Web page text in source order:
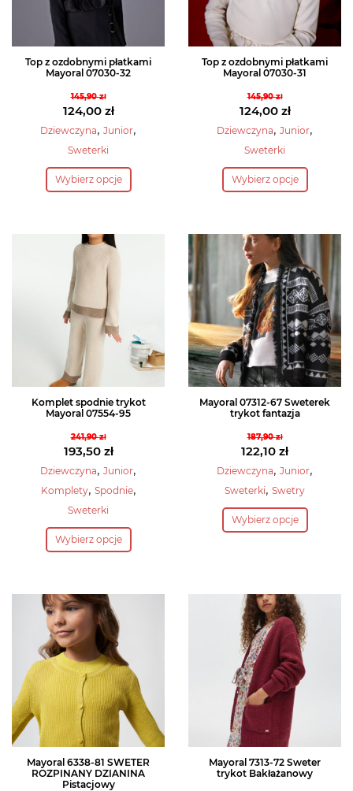
stronie
produktu
stronie
produktu
Top z ozdobnymi płatkami
Mayoral 07030-32
145,90zł
Pierwotna
cena
wynosiła:
124,00 zł
Aktualna
cena
124,00 zł.
Dziewczyna, Junior,
Sweterki
Wybierz opcje
Ten
produkt
wariantów.
Opcje
można
wybrać
na
stronie
produktu
Top z ozdobnymi płatkami
Mayoral 07030-31
145,90zł
Pierwotna
cena
wynosiła:
124,00 zł
Aktualna
cena
124,00 zł.
Dziewczyna, Junior,
Sweterki
Wybierz opcje
Ten
produkt
wariantów.
Opcje
można
wybrać
na
stronie
produktu
Komplet spodnie trykot
Mayoral 07554-95
241,90zł
Pierwotna
cena
wynosiła:
241,90 zł.
193,50 zł
Aktualna
cena
wynosi:
Dziewczyna, Junior,
Komplety, Spodnie,
Sweterki
Wybierz opcje
Ten
produkt
wariantów.
Opcje
można
wybrać
na
stronie
produktu
Mayoral 07312-67 Sweterek
trykot fantazja
187,90zł
Pierwotna
cena
wynosiła:
122,10 zł
Aktualna
cena
122,10 zł.
Dziewczyna, Junior,
Sweterki, Swetry
Wybierz opcje
Ten
produkt
Opcje
można
wybrać
na
stronie
produktu
Mayoral 6338-81 SWETER
ROZPINANY DZIANINA
Pistacjowy
Mayoral 7313-72 Sweter
trykot Bakłażanowy